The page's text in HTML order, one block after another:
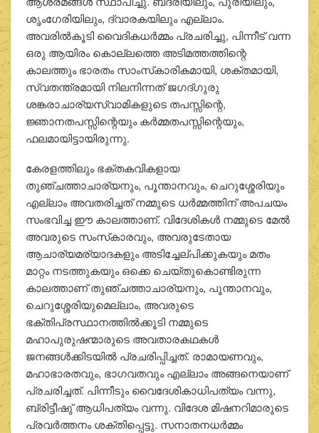
ശൃംഗേരിയിലും, ദ്വാരകയിലും എല്ലാം.
അവരില്‍കൂടി വൈദികധര്‍മ്മം പ്രചരിച്ചു, പിന്നീട് വന്ന
ഒരു ആയിരം കൊല്ലത്തെ അടിമത്തത്തിന്റെ
കാലത്തും ഭാരതം സാംസ്‌കാരികമായി, ശക്തമായി,
സ്വതന്ത്രമായി നിലനിന്നത് ജഗദ്ഗുരു
ശങ്കരാചാര്യസ്വാമികളുടെ തപസ്സിന്റെ,
ജ്ഞാനതപസ്സിന്റെയും കര്‍മ്മതപസ്സിന്റെയും,
ഫലമായിട്ടായിരുന്നു.
കേരളത്തിലും ഭക്തകവികളായ
തുഞ്ചത്താചാര്യനും, പൂന്താനവും, ചെറുശ്ശേരിയും
എല്ലാം അവതരിച്ചത് നമ്മുടെ ധര്‍മ്മത്തിന് അപചയം
സംഭവിച്ച ഈ കാലത്താണ്. വിദേശികള്‍ നമ്മുടെ മേല്‍
അവരുടെ സംസ്‌കാരവും, അവരുടേതായ
ആചാര്യമര്യാദകളും അടിച്ചേല്പിക്കുകയും മതം
മാറ്റം നടത്തുകയും ഒക്കെ ചെയ്തുകൊണ്ടിരുന്ന
കാലത്താണ് തുഞ്ചത്താചാര്യനും, പൂന്താനവും,
ചെറുശ്ശേരിയുമെല്ലാം, അവരുടെ
ഭക്തിപ്രസ്ഥാനത്തില്‍ക്കൂടി നമ്മുടെ
മഹാപുരുഷന്മാരുടെ അവതാരകഥകള്‍
ജനങ്ങള്‍ക്കിടയില്‍ പ്രചരിപ്പിച്ചത്. രാമായണവും,
മഹാഭാരതവും, ഭാഗവതവും എല്ലാം അങ്ങനെയാണ്
പ്രചരിച്ചത്. പിന്നീടും വൈദേശികാധിപത്യം വന്നു,
ബ്രിട്ടീഷു് ആധിപത്യം വന്നു. വിദേശ മിഷനറിമാരുടെ
പ്രവര്‍ത്തനം ശക്തിപ്പെട്ടു. സനാതനധര്‍മ്മം